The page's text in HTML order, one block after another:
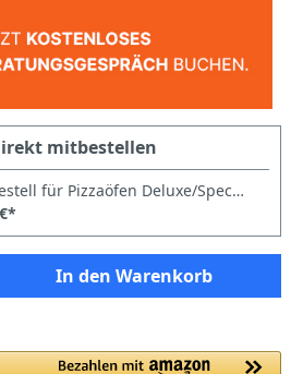
mitbestellen
Untergestell für Pizzaöfen Deluxe/Special/Power/Italia/Master 66
In den Warenkorb